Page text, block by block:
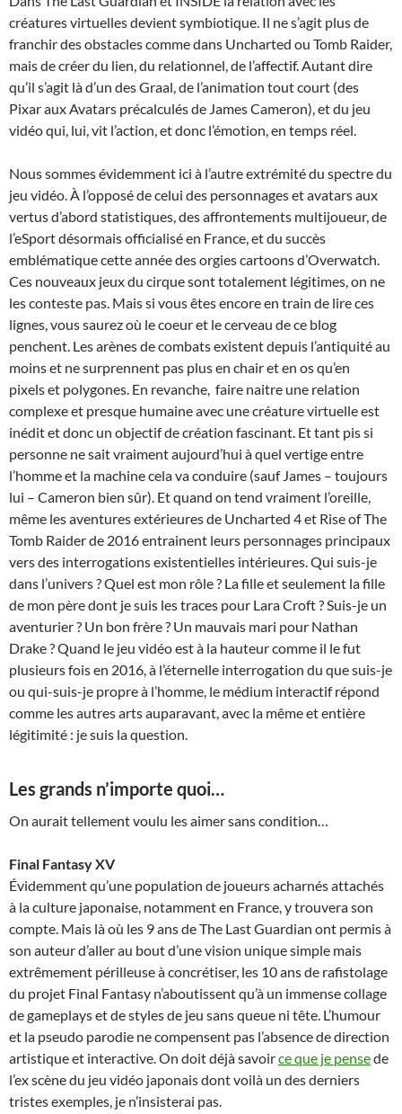
créatures virtuelles devient symbiotique. Il ne s’agit plus de
franchir des obstacles comme dans Uncharted ou Tomb Raider,
mais de créer du lien, du relationnel, de l’affectif. Autant dire
qu’il s’agit là d’un des Graal, de l’animation tout court (des
Pixar aux Avatars précalculés de James Cameron), et du jeu
vidéo qui, lui, vit l’action, et donc l’émotion, en temps réel.
Nous sommes évidemment ici à l’autre extrémité du spectre du
jeu vidéo. À l’opposé de celui des personnages et avatars aux
vertus d’abord statistiques, des affrontements multijoueur, de
l’eSport désormais officialisé en France, et du succès
emblématique cette année des orgies cartoons d’Overwatch.
Ces nouveaux jeux du cirque sont totalement légitimes, on ne
les conteste pas. Mais si vous êtes encore en train de lire ces
lignes, vous saurez où le coeur et le cerveau de ce blog
penchent. Les arènes de combats existent depuis l’antiquité au
moins et ne surprennent pas plus en chair et en os qu’en
pixels et polygones. En revanche, faire naitre une relation
complexe et presque humaine avec une créature virtuelle est
inédit et donc un objectif de création fascinant. Et tant pis si
personne ne sait vraiment aujourd’hui à quel vertige entre
l’homme et la machine cela va conduire (sauf James – toujours
lui – Cameron bien sûr). Et quand on tend vraiment l’oreille,
même les aventures extérieures de Uncharted 4 et Rise of The
Tomb Raider de 2016 entrainent leurs personnages principaux
vers des interrogations existentielles intérieures. Qui suis-je
dans l’univers ? Quel est mon rôle ? La fille et seulement la fille
de mon père dont je suis les traces pour Lara Croft ? Suis-je un
aventurier ? Un bon frère ? Un mauvais mari pour Nathan
Drake ? Quand le jeu vidéo est à la hauteur comme il le fut
plusieurs fois en 2016, à l’éternelle interrogation du que suis-je
ou qui-suis-je propre à l’homme, le médium interactif répond
comme les autres arts auparavant, avec la même et entière
légitimité : je suis la question.
Les grands n’importe quoi…
On aurait tellement voulu les aimer sans condition…
Final Fantasy XV
Évidemment qu’une population de joueurs acharnés attachés
à la culture japonaise, notamment en France, y trouvera son
compte. Mais là où les 9 ans de The Last Guardian ont permis à
son auteur d’aller au bout d’une vision unique simple mais
extrêmement périlleuse à concrétiser, les 10 ans de rafistolage
du projet Final Fantasy n’aboutissent qu’à un immense collage
de gameplays et de styles de jeu sans queue ni tête. L’humour
et la pseudo parodie ne compensent pas l’absence de direction
artistique et interactive. On doit déjà savoirce que je pensede
l’ex scène du jeu vidéo japonais dont voilà un des derniers
tristes exemples, je n’insisterai pas.